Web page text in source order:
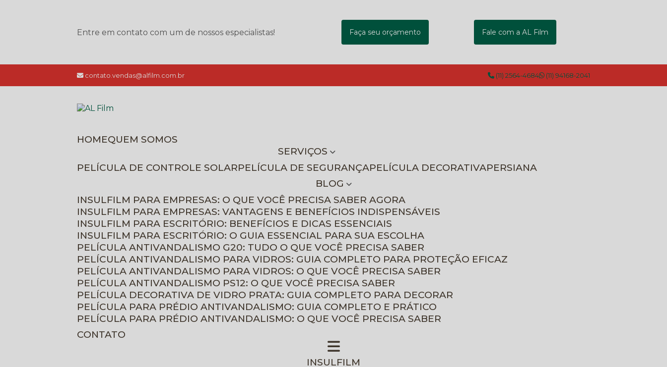
Entre em contato com um de nossos especialistas! Faça seu orçamento Fale com a AL Film
contato.vendas@alfilm.com.br (11) 2564-4684 (11) 94168-2041
HOME
QUEM SOMOS
SERVIÇOS
PELÍCULA DE CONTROLE SOLAR
PELÍCULA DE SEGURANÇA PELÍCULA DECORATIVA
PERSIANA
BLOG
INSULFILM PARA EMPRESAS: O QUE VOCÊ PRECISA SABER AGORA
INSULFILM PARA EMPRESAS: VANTAGENS E BENEFÍCIOS INDISPENSÁVEIS
INSULFILM PARA ESCRITÓRIO: BENEFÍCIOS E DICAS ESSENCIAIS
INSULFILM PARA ESCRITÓRIO: O GUIA ESSENCIAL PARA SUA ESCOLHA
PELÍCULA ANTIVANDALISMO G20: TUDO O QUE VOCÊ PRECISA SABER
PELÍCULA ANTIVANDALISMO PARA VIDROS: GUIA COMPLETO PARA PROTEÇÃO EFICAZ
PELÍCULA ANTIVANDALISMO PARA VIDROS: O QUE VOCÊ PRECISA SABER
PELÍCULA ANTIVANDALISMO PS12: O QUE VOCÊ PRECISA SABER
PELÍCULA DECORATIVA DE VIDRO PRATA: GUIA COMPLETO PARA DECORAR
PELÍCULA PARA PRÉDIO ANTIVANDALISMO: GUIA COMPLETO E PRÁTICO
PELÍCULA PARA PRÉDIO ANTIVANDALISMO: O QUE VOCÊ PRECISA SABER
CONTATO
INSULFILM